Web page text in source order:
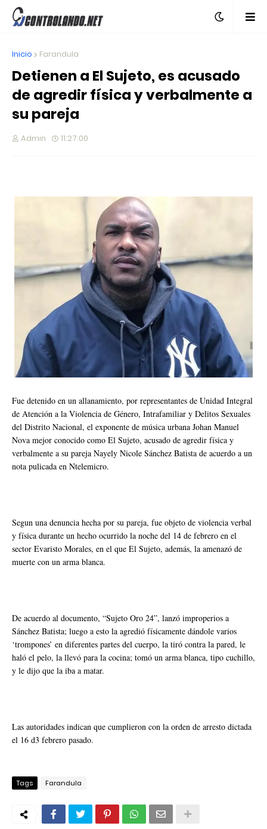
Inicio Farandula
Detienen a El Sujeto, es acusado
de agredir física y verbalmente a
su pareja
Admin 11:27:00
Fue detenido en un allanamiento, por representantes de Unidad Integral
de Atención a la Violencia de Género, Intrafamiliar y Delitos Sexuales
del Distrito Nacional, el exponente de música urbana Johan Manuel
Nova mejor conocido como El Sujeto, acusado de agredir física y
verbalmente a su pareja Nayely Nicole Sánchez Batista de acuerdo a un
nota pulicada en Ntelemicro.
Segun una denuncia hecha por su pareja, fue objeto de violencia verbal
y física durante un hecho ocurrido la noche del 14 de febrero en el
sector Evaristo Morales, en el que El Sujeto, además, la amenazó de
muerte con un arma blanca.
De acuerdo al documento, “Sujeto Oro 24”, lanzó improperios a
Sánchez Batista; luego a esto la agredió físicamente dándole varios
‘trompones’ en diferentes partes del cuerpo, la tiró contra la pared, le
haló el pelo, la llevó para la cocina; tomó un arma blanca, tipo cuchillo,
y le dijo que la iba a matar.
Las autoridades indican que cumplieron con la orden de arresto dictada
el 16 d3 febrero pasado.
Tags Farandula